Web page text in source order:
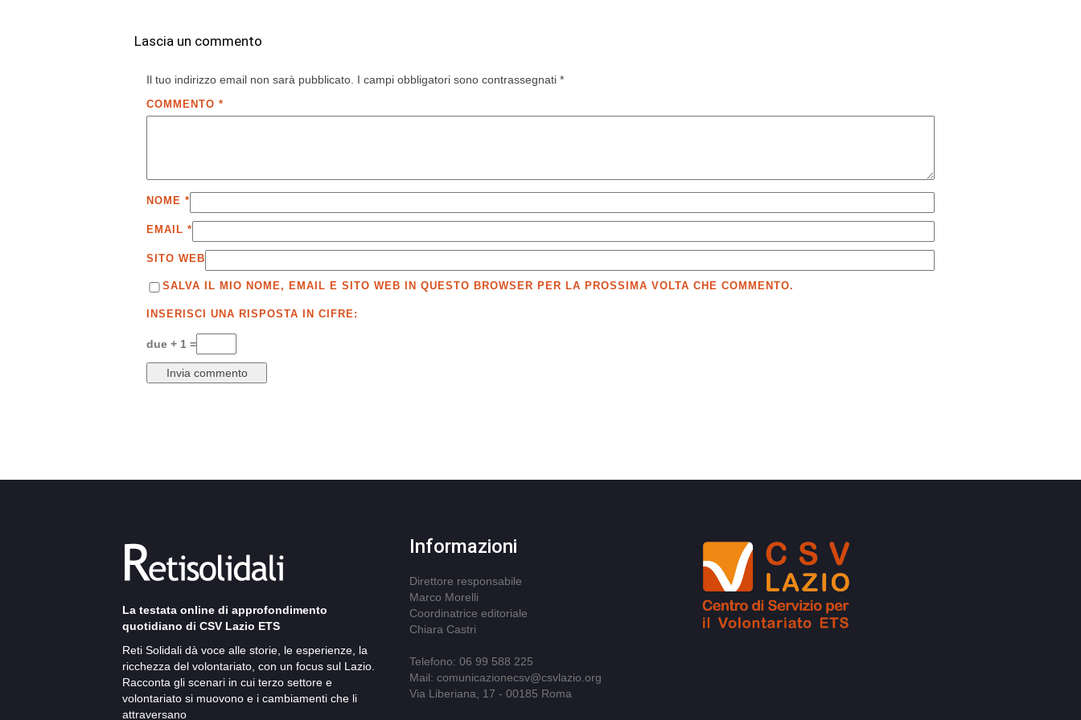
Lascia un commento
Il tuo indirizzo email non sarà pubblicato. I campi obbligatori sono contrassegnati *
COMMENTO *
NOME *
EMAIL *
SITO WEB
SALVA IL MIO NOME, EMAIL E SITO WEB IN QUESTO BROWSER PER LA PROSSIMA VOLTA CHE COMMENTO.
INSERISCI UNA RISPOSTA IN CIFRE:
due + 1 =
La testata online di approfondimento
quotidiano di CSV Lazio ETS
Reti Solidali dà voce alle storie, le esperienze, la
ricchezza del volontariato, con un focus sul Lazio.
Racconta gli scenari in cui terzo settore e
volontariato si muovono e i cambiamenti che li
attraversano
Informazioni
Direttore responsabile
Marco Morelli
Coordinatrice editoriale
Chiara Castri
Telefono: 06 99 588 225
Mail: comunicazionecsv@csvlazio.org
Via Liberiana, 17 - 00185 Roma